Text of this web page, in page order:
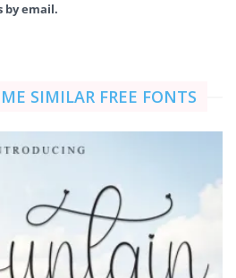
by email.
SIMILAR FREE FONTS